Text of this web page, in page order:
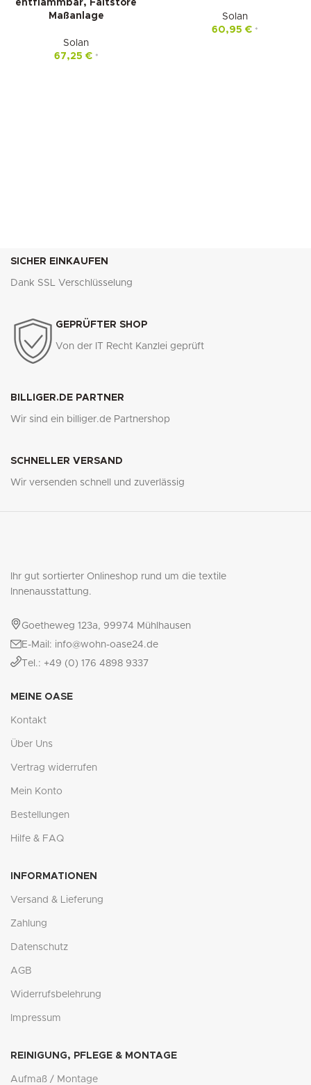
entflammbar, Faltstore
Maßanlage
Solan
67,25 € *
Solan
60,95 € *
SICHER EINKAUFEN
Dank SSL Verschlüsselung
GEPRÜFTER SHOP
Von der IT Recht Kanzlei geprüft
BILLIGER.DE PARTNER
Wir sind ein billiger.de Partnershop
SCHNELLER VERSAND
Wir versenden schnell und zuverlässig
Ihr gut sortierter Onlineshop rund um die textile
Innenausstattung.
Goetheweg 123a, 99974 Mühlhausen
E-Mail: info@wohn-oase24.de
Tel.: +49 (0) 176 4898 9337
MEINE OASE
Kontakt
Über Uns
Vertrag widerrufen
Mein Konto
Bestellungen
Hilfe & FAQ
INFORMATIONEN
Versand & Lieferung
Zahlung
Datenschutz
AGB
Widerrufsbelehrung
Impressum
REINIGUNG, PFLEGE & MONTAGE
Aufmaß / Montage